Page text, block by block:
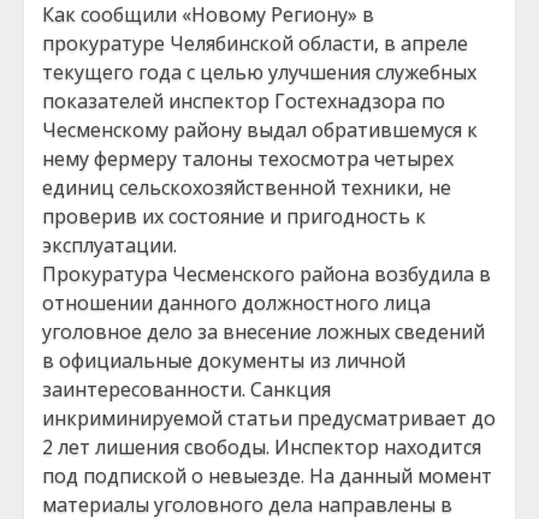
Как сообщили «Новому Региону» в
прокуратуре Челябинской области, в апреле
текущего года с целью улучшения служебных
показателей инспектор Гостехнадзора по
Чесменскому району выдал обратившемуся к
нему фермеру талоны техосмотра четырех
единиц сельскохозяйственной техники, не
проверив их состояние и пригодность к
эксплуатации.
Прокуратура Чесменского района возбудила в
отношении данного должностного лица
уголовное дело за внесение ложных сведений
в официальные документы из личной
заинтересованности. Санкция
инкриминируемой статьи предусматривает до
2 лет лишения свободы. Инспектор находится
под подпиской о невыезде. На данный момент
материалы уголовного дела направлены в